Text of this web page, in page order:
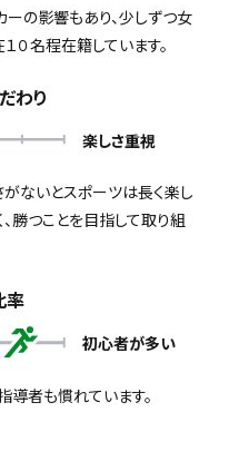
ーの影響もあり、少しずつ女
０名程在籍しています。
わり
楽しさ重視
ないとスポーツは長く楽し
勝つことを目指して取り組
率
初心者が多い
導者も慣れています。